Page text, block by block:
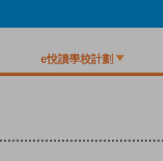
e悅讀學校計劃